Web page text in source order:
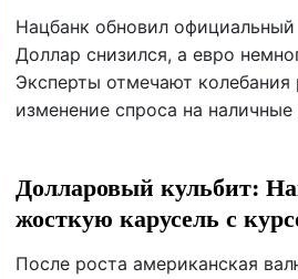
Нацбанк обновил официальный
Доллар снизился, а евро
Эксперты отмечают колебания
изменение спроса на наличные
Долларовый кульбит:
жосткую карусель с
После роста американская